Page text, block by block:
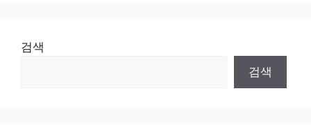
검색
검색